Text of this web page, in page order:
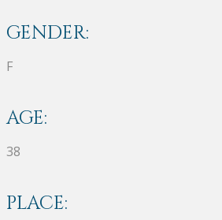
GENDER:
F
AGE:
38
PLACE: